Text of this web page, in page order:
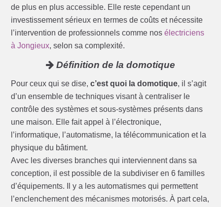
de plus en plus accessible. Elle reste cependant un
investissement sérieux en termes de coûts et nécessite
l’intervention de professionnels comme nosélectriciens
à Jongieux, selon sa complexité.
Définition de la domotique
Pour ceux qui se dise,c’est quoi la domotique, il s’agit
d’un ensemble de techniques visant à centraliser le
contrôle des systèmes et sous-systèmes présents dans
une maison. Elle fait appel à l’électronique,
l’informatique, l’automatisme, la télécommunication et la
physique du bâtiment.
Avec les diverses branches qui interviennent dans sa
conception, il est possible de la subdiviser en 6 familles
d’équipements. Il y a les automatismes qui permettent
l’enclenchement des mécanismes motorisés. À part cela,